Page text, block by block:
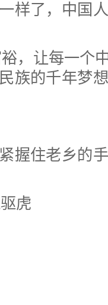
样了，中国
让每一个
族的千年梦
住老乡的手
虎